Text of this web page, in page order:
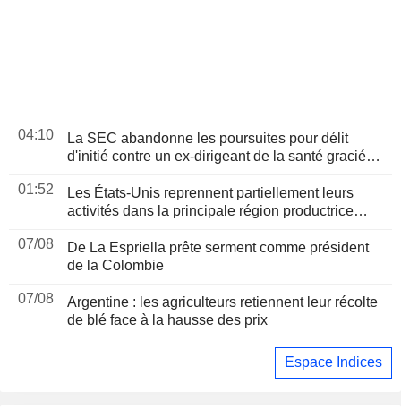
04:10
La SEC abandonne les poursuites pour délit
d'initié contre un ex-dirigeant de la santé gracié
01:52
Les États-Unis reprennent partiellement leurs
activités dans la principale région productrice
07/08
De La Espriella prête serment comme président
de la Colombie
07/08
Argentine : les agriculteurs retiennent leur récolte
de blé face à la hausse des prix
Espace Indices